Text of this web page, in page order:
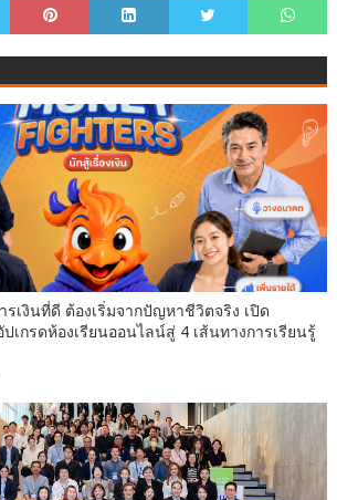
รเงินที่ดี ต้องเริ่มจากปัญหาชีวิตจริง เปิด
เกรดห้องเรียนออนไลน์สู่ 4 เส้นทางการเรียนรู้